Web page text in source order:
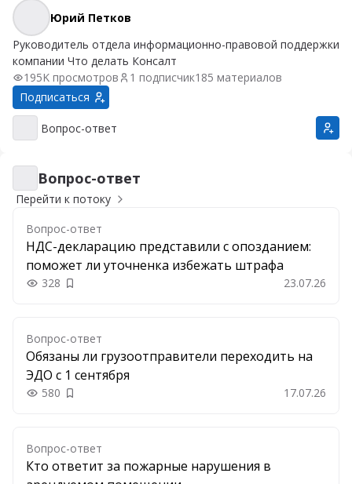
Юрий Петков
Юрий Петков
Руководитель отдела информационно-правовой поддержки
компании Что делать Консалт
195K просмотров
1 подписчик185 материалов
Подписаться
Вопрос-ответ
Вопрос-ответ
Вопрос-ответ
Вопрос-ответ
Перейти к потоку
Вопрос-ответ
НДС-декларацию представили с опозданием:
поможет ли уточненка избежать штрафа
328 Добавить в закладки 23.07.26
Вопрос-ответ
Обязаны ли грузоотправители переходить на
ЭДО с 1 сентября
580 Добавить в закладки 17.07.26
Вопрос-ответ
Кто ответит за пожарные нарушения в